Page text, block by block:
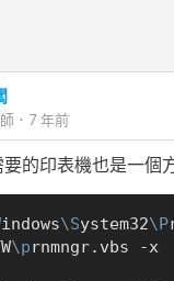
． 7 年前
的印表機也是一個
indows\System32\P
\prnmngr.vbs -x